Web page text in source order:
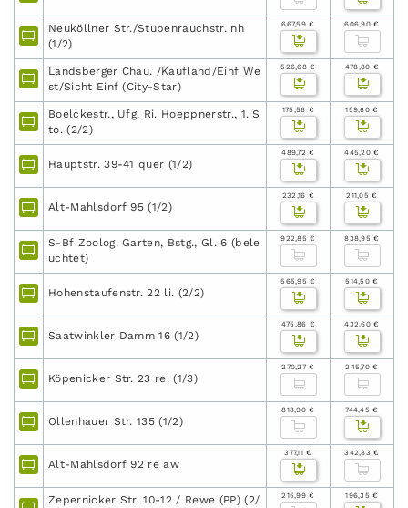
Neuköllner Str./Stubenrauchstr. nh
(1/2)
667,59 € 606,90 €
Landsberger Chau. /Kaufland/Einf We
st/Sicht Einf (City-Star)
526,68 € 478,80 €
Boelckestr., Ufg. Ri. Hoeppnerstr., 1. S
to. (2/2)
175,56 € 159,60 €
Hauptstr. 39-41 quer (1/2)
489,72 € 445,20 €
Alt-Mahlsdorf 95 (1/2)
232,16 € 211,05 €
S-Bf Zoolog. Garten, Bstg., Gl. 6 (bele
uchtet)
922,85 € 838,95 €
Hohenstaufenstr. 22 li. (2/2)
565,95 € 514,50 €
Saatwinkler Damm 16 (1/2)
475,86 € 432,60 €
Köpenicker Str. 23 re. (1/3)
270,27 € 245,70 €
Ollenhauer Str. 135 (1/2)
818,90 € 744,45 €
Alt-Mahlsdorf 92 re aw
377,11 € 342,83 €
Zepernicker Str. 10-12 / Rewe (PP) (2/
215,99 € 196,35 €